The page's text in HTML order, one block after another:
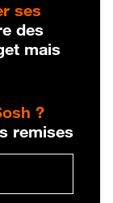
ses
des
mais
?
remises